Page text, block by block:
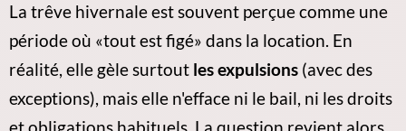
La trêve hivernale est souvent perçue comme une
période où «tout est figé» dans la location. En
réalité, elle gèle surtout les expulsions (avec des
exceptions), mais elle n'efface ni le bail, ni les droits
et obligations habituels. La question revient alors